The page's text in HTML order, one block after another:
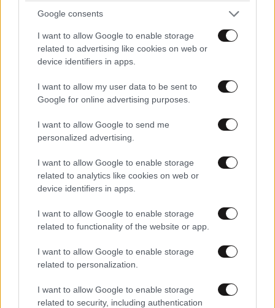
Google consents
I want to allow Google to enable storage
related to advertising like cookies on web or
device identifiers in apps.
I want to allow my user data to be sent to
Google for online advertising purposes.
I want to allow Google to send me
personalized advertising.
I want to allow Google to enable storage
related to analytics like cookies on web or
device identifiers in apps.
I want to allow Google to enable storage
related to functionality of the website or app.
I want to allow Google to enable storage
related to personalization.
I want to allow Google to enable storage
related to security, including authentication
Ογκολόγοι προειδοποιούν: Αυτές οι τροφές,
περνούν απαρατήρητες, αλλά καλό είναι να τις